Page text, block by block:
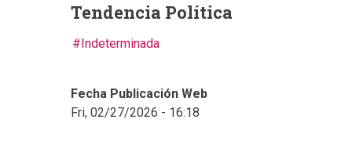
Tendencia Política
Indeterminada
Fecha Publicación Web
Fri, 02/27/2026 - 16:18